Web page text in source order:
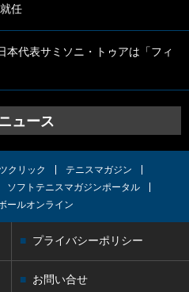
任
本代表サミソニ・トゥアは「フィ
ュース
クリック
テニスマガジン
ソフトテニスマガジンポータル
ールオンライン
プライバシーポリシー
お問い合せ